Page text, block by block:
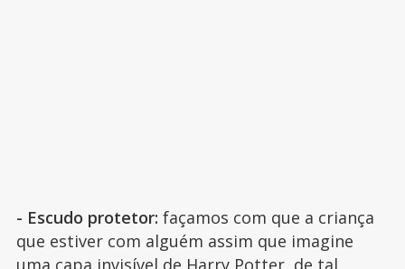
- Escudo protetor: façamos com que a criança
que estiver com alguém assim que imagine